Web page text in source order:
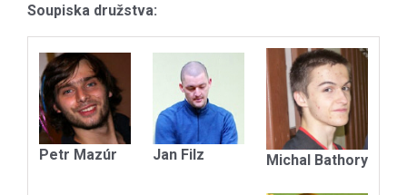
Soupiska družstva:
Petr Mazúr Jan Filz Michal Bathory